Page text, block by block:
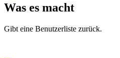
Was es macht
Gibt eine Benutzerliste zurück.